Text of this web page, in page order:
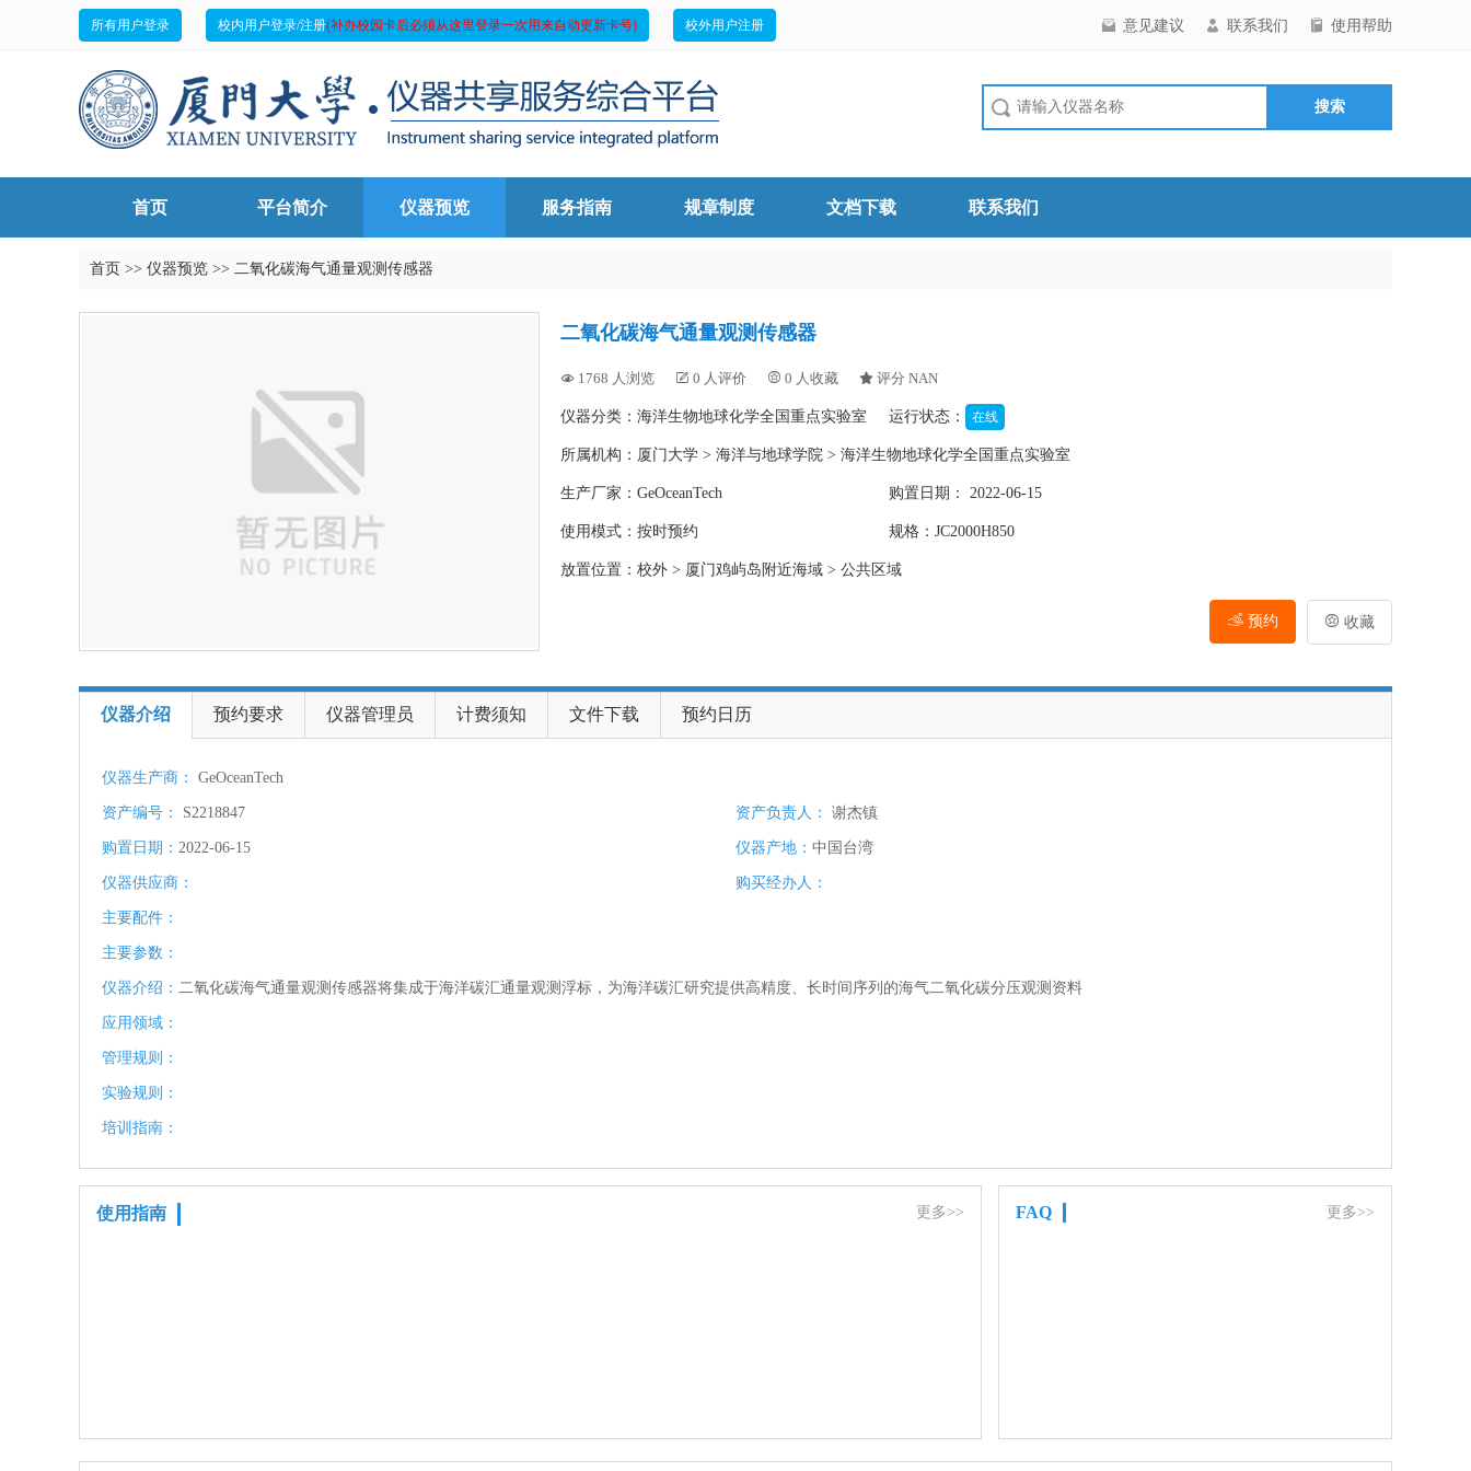
使用帮助
联系我们
意见建议
所有用户登录 校内用户登录/注册(补办校园卡后必须从这里登录一次用来自动更新卡号) 校外用户注册
首页 平台简介 仪器预览 服务指南 规章制度 文档下载 联系我们
首页 >> 仪器预览 >> 二氧化碳海气通量观测传感器
二氧化碳海气通量观测传感器
 1768 人浏览  0 人评价  0 人收藏  评分 NAN
仪器分类：海洋生物地球化学全国重点实验室 运行状态： 在线
所属机构： 厦门大学 > 海洋与地球学院 > 海洋生物地球化学全国重点实验室
生产厂家：GeOceanTech 购置日期： 2022-06-15
使用模式：按时预约 规格：JC2000H850
放置位置：校外 > 厦门鸡屿岛附近海域 > 公共区域
 收藏
预约
仪器介绍 预约要求 仪器管理员 计费须知 文件下载 预约日历
仪器生产商： GeOceanTech
资产编号： S2218847 资产负责人： 谢杰镇
购置日期： 2022-06-15 仪器产地： 中国台湾
仪器供应商： 购买经办人：
主要配件：
主要参数：
仪器介绍： 二氧化碳海气通量观测传感器将集成于海洋碳汇通量观测浮标，为海洋碳汇研究提供高精度、长时间序列的海气二氧化碳分压观测资料
应用领域：
管理规则：
实验规则：
培训指南：
使用指南 更多>> FAQ 更多>>